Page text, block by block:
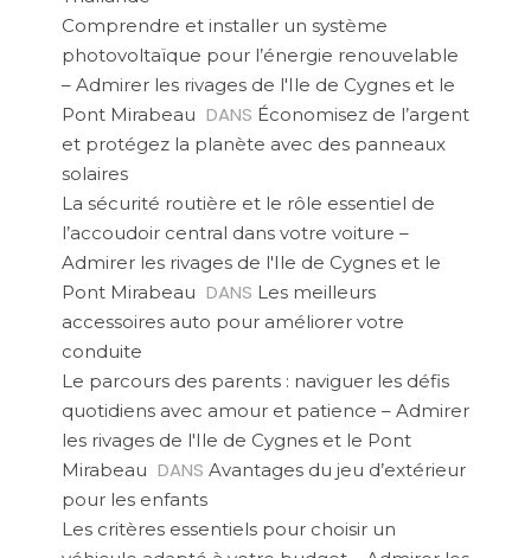
Comprendre et installer un système
photovoltaïque pour l’énergie renouvelable
– Admirer les rivages de l'Ile de Cygnes et le
Pont Mirabeau DANS Économisez de l’argent
et protégez la planète avec des panneaux
solaires
La sécurité routière et le rôle essentiel de
l’accoudoir central dans votre voiture –
Admirer les rivages de l'Ile de Cygnes et le
Pont Mirabeau DANS Les meilleurs
accessoires auto pour améliorer votre
conduite
Le parcours des parents : naviguer les défis
quotidiens avec amour et patience – Admirer
les rivages de l'Ile de Cygnes et le Pont
Mirabeau DANS Avantages du jeu d’extérieur
pour les enfants
Les critères essentiels pour choisir un